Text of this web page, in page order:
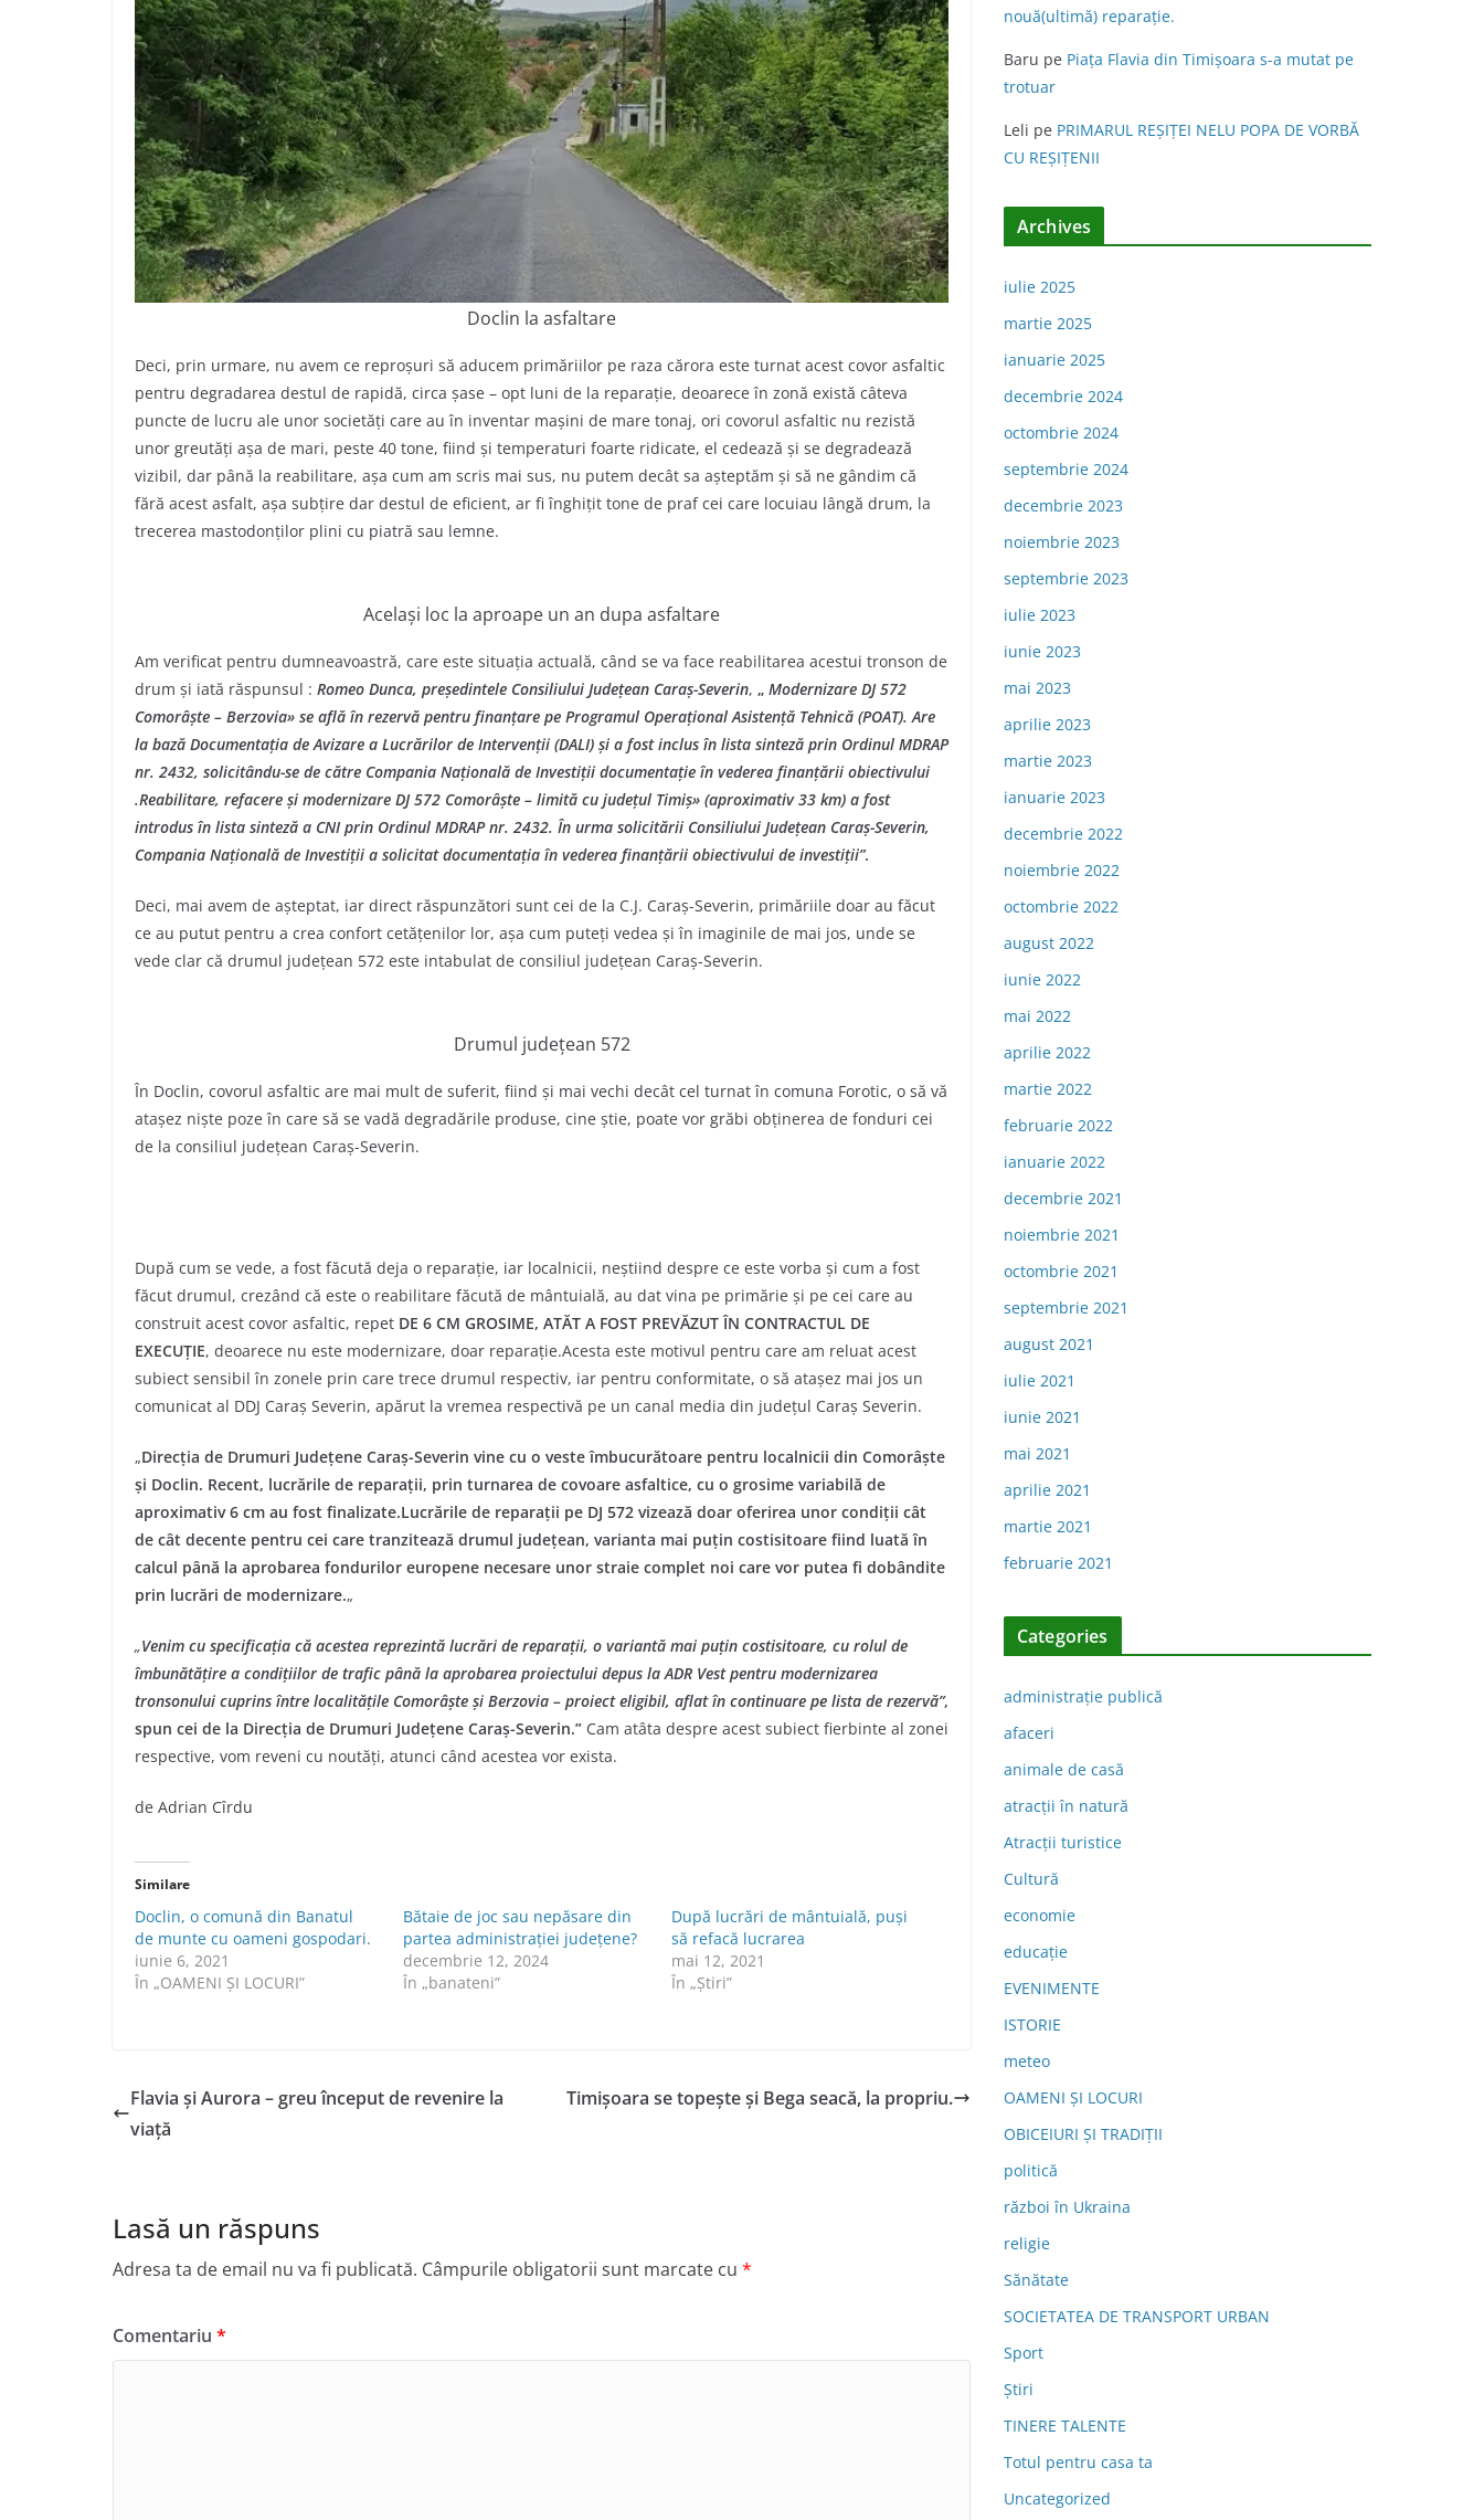
Doclin la asfaltare
Deci, prin urmare, nu avem ce reproșuri să aducem primăriilor pe raza cărora este turnat acest covor asfaltic
pentru degradarea destul de rapidă, circa șase – opt luni de la reparație, deoarece în zonă există câteva
puncte de lucru ale unor societăți care au în inventar mașini de mare tonaj, ori covorul asfaltic nu rezistă
unor greutăți așa de mari, peste 40 tone, fiind și temperaturi foarte ridicate, el cedează și se degradează
vizibil, dar până la reabilitare, așa cum am scris mai sus, nu putem decât sa așteptăm și să ne gândim că
fără acest asfalt, așa subțire dar destul de eficient, ar fi înghițit tone de praf cei care locuiau lângă drum, la
trecerea mastodonților plini cu piatră sau lemne.
Același loc la aproape un an dupa asfaltare
Am verificat pentru dumneavoastră, care este situația actuală, când se va face reabilitarea acestui tronson de
drum și iată răspunsul : Romeo Dunca, președintele Consiliului Județean Caraș-Severin, „ Modernizare DJ 572
Comorâște – Berzovia» se află în rezervă pentru finanțare pe Programul Operațional Asistență Tehnică (POAT). Are
la bază Documentația de Avizare a Lucrărilor de Intervenții (DALI) și a fost inclus în lista sinteză prin Ordinul MDRAP
nr. 2432, solicitându-se de către Compania Națională de Investiții documentație în vederea finanțării obiectivului
.Reabilitare, refacere și modernizare DJ 572 Comorâște – limită cu județul Timiș» (aproximativ 33 km) a fost
introdus în lista sinteză a CNI prin Ordinul MDRAP nr. 2432. În urma solicitării Consiliului Județean Caraș-Severin,
Compania Națională de Investiții a solicitat documentația în vederea finanțării obiectivului de investiții”.
Deci, mai avem de așteptat, iar direct răspunzători sunt cei de la C.J. Caraș-Severin, primăriile doar au făcut
ce au putut pentru a crea confort cetățenilor lor, așa cum puteți vedea și în imaginile de mai jos, unde se
vede clar că drumul judeţean 572 este intabulat de consiliul județean Caraș-Severin.
Drumul județean 572
În Doclin, covorul asfaltic are mai mult de suferit, fiind și mai vechi decât cel turnat în comuna Forotic, o să vă
atașez niște poze în care să se vadă degradările produse, cine știe, poate vor grăbi obținerea de fonduri cei
de la consiliul județean Caraș-Severin.
După cum se vede, a fost făcută deja o reparație, iar localnicii, neștiind despre ce este vorba și cum a fost
făcut drumul, crezând că este o reabilitare făcută de mântuială, au dat vina pe primărie și pe cei care au
construit acest covor asfaltic, repet DE 6 CM GROSIME, ATĂT A FOST PREVĂZUT ÎN CONTRACTUL DE
EXECUȚIE, deoarece nu este modernizare, doar reparație.Acesta este motivul pentru care am reluat acest
subiect sensibil în zonele prin care trece drumul respectiv, iar pentru conformitate, o să atașez mai jos un
comunicat al DDJ Caraș Severin, apărut la vremea respectivă pe un canal media din județul Caraș Severin.
„Direcția de Drumuri Județene Caraș-Severin vine cu o veste îmbucurătoare pentru localnicii din Comorâște
și Doclin. Recent, lucrările de reparații, prin turnarea de covoare asfaltice, cu o grosime variabilă de
aproximativ 6 cm au fost finalizate.Lucrările de reparații pe DJ 572 vizează doar oferirea unor condiții cât
de cât decente pentru cei care tranzitează drumul județean, varianta mai puțin costisitoare fiind luată în
calcul până la aprobarea fondurilor europene necesare unor straie complet noi care vor putea fi dobândite
prin lucrări de modernizare.„
„Venim cu specificația că acestea reprezintă lucrări de reparații, o variantă mai puțin costisitoare, cu rolul de
îmbunătățire a condițiilor de trafic până la aprobarea proiectului depus la ADR Vest pentru modernizarea
tronsonului cuprins între localitățile Comorâște și Berzovia – proiect eligibil, aflat în continuare pe lista de rezervă”,
spun cei de la Direcția de Drumuri Județene Caraș-Severin.” Cam atâta despre acest subiect fierbinte al zonei
respective, vom reveni cu noutăți, atunci când acestea vor exista.
de Adrian Cîrdu
Similare
Doclin, o comună din Banatul
de munte cu oameni gospodari.
iunie 6, 2021
În „OAMENI ȘI LOCURI”
Bătaie de joc sau nepăsare din
partea administraţiei judeţene?
decembrie 12, 2024
În „banateni”
După lucrări de mântuială, puși
să refacă lucrarea
mai 12, 2021
În „Știri”
Flavia și Aurora – greu început de revenire la
viață
Timișoara se topește și Bega seacă, la propriu.
Lasă un răspuns
Adresa ta de email nu va fi publicată. Câmpurile obligatorii sunt marcate cu *
Comentariu *
nouă(ultimă) reparație.
Baru pe Piața Flavia din Timişoara s-a mutat pe
trotuar
Leli pe PRIMARUL REŞIŢEI NELU POPA DE VORBĂ
CU REŞIŢENII
Archives
iulie 2025
martie 2025
ianuarie 2025
decembrie 2024
octombrie 2024
septembrie 2024
decembrie 2023
noiembrie 2023
septembrie 2023
iulie 2023
iunie 2023
mai 2023
aprilie 2023
martie 2023
ianuarie 2023
decembrie 2022
noiembrie 2022
octombrie 2022
august 2022
iunie 2022
mai 2022
aprilie 2022
martie 2022
februarie 2022
ianuarie 2022
decembrie 2021
noiembrie 2021
octombrie 2021
septembrie 2021
august 2021
iulie 2021
iunie 2021
mai 2021
aprilie 2021
martie 2021
februarie 2021
Categories
administraţie publică
afaceri
animale de casă
atracții în natură
Atracții turistice
Cultură
economie
educație
EVENIMENTE
ISTORIE
meteo
OAMENI ȘI LOCURI
OBICEIURI ȘI TRADIȚII
politică
război în Ukraina
religie
Sănătate
SOCIETATEA DE TRANSPORT URBAN
Sport
Știri
TINERE TALENTE
Totul pentru casa ta
Uncategorized